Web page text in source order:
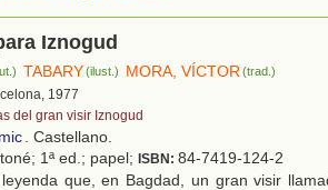
Iznogud
TABARY(ilust.) MORA, VÍCTOR (trad.)
1977
del gran visir Iznogud
. Castellano.
1ª ed.; papel; ISBN: 84-7419-124-2
que, en Bagdad, un gran visir